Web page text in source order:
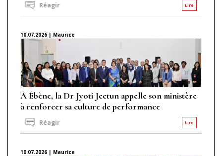
Lire
Réagir
10.07.2026 | Maurice
À Ébène, la Dr Jyoti Jeetun appelle son ministère
à renforcer sa culture de performance
Lire
Réagir
10.07.2026 | Maurice